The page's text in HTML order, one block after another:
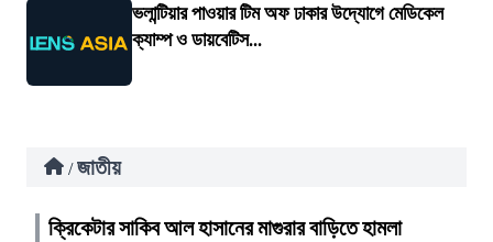
ভলান্টিয়ার পাওয়ার টিম অফ ঢাকার উদ্যোগে মেডিকেল
ক্যাম্প ও ডায়বেটিস...
/ জাতীয়
ক্রিকেটার সাকিব আল হাসানের মাগুরার বাড়িতে হামলা